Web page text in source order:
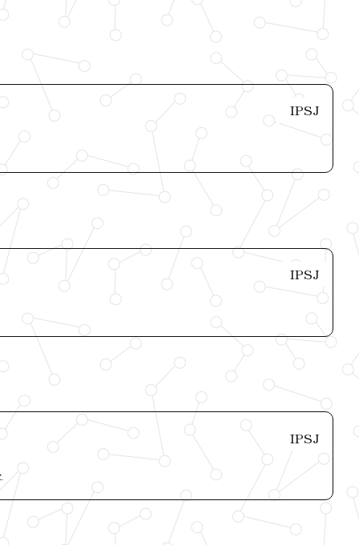
IPSJ
IPSJ
IPSJ